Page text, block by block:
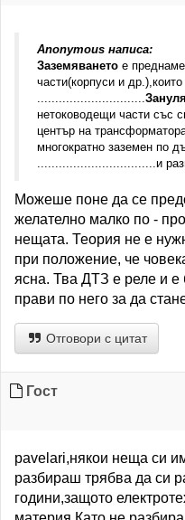
Anonymous написа:
Заземяването е
части(корпуси и
..............................
нетоководещи части със
център на
многократно заземен по
.................................и
Можеше поне да се
желателно малко по -
нещата. Теория не е
при положение, че
ясна. Тва ДТЗ е реле и е
прави по него за да
Отговори с цитат
Гост
pavelari,някои неща си
разбираш трябва да си
години,защото